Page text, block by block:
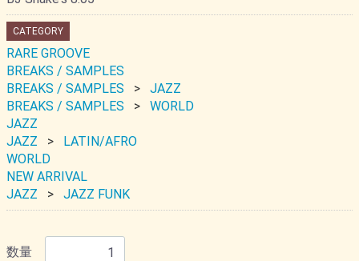
CATEGORY
RARE GROOVE
BREAKS / SAMPLES
BREAKS / SAMPLES
JAZZ
BREAKS / SAMPLES
WORLD
JAZZ
JAZZ
LATIN/AFRO
WORLD
NEW ARRIVAL
JAZZ
JAZZ FUNK
数量